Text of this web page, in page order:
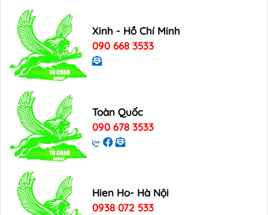
Xinh - Hồ Chí Minh
090 668 3533
Toàn Quốc
090 678 3533
Hien Ho- Hà Nội
0938 072 533